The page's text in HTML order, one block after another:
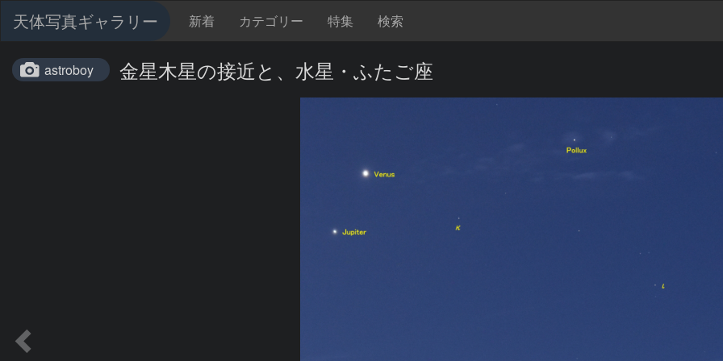
天体写真ギャラリー 新着 カテゴリー 特集 検索
astroboy 金星木星の接近と、水星・ふたご座